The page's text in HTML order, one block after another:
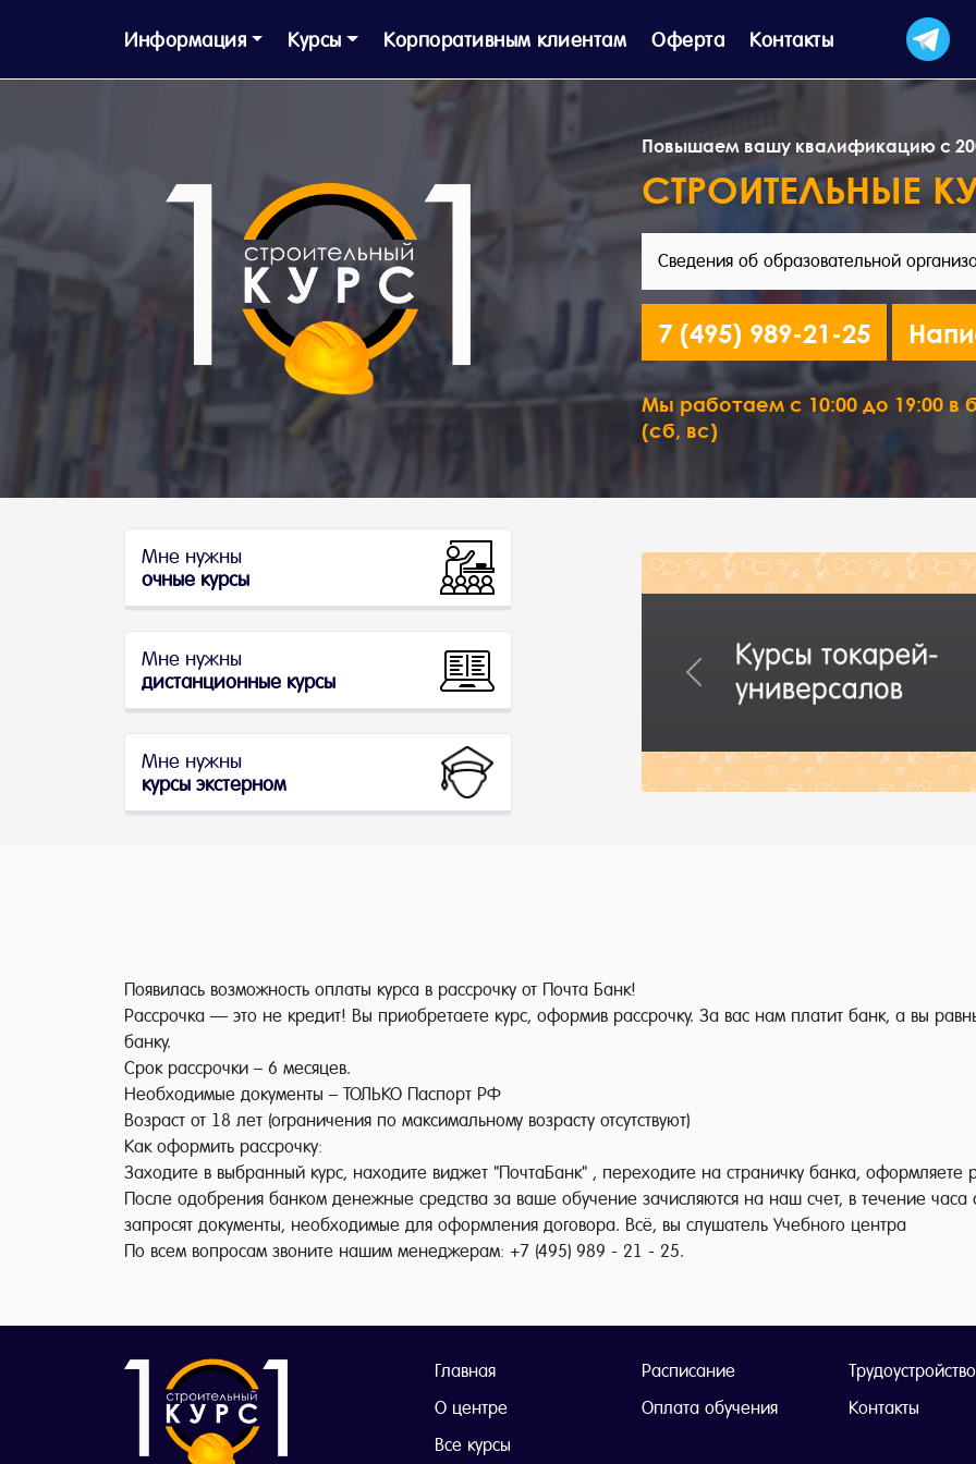
Информация Курсы Корпоративным клиентам Оферта Контакты
Повышаем вашу квалификацию с
СТРОИТЕЛЬНЫЕ
Сведения об образовательной
7 (495) 989-21-25
Мы работаем с 10:00 до 19:00 в
(сб, вс)
Мне нужны
очные курсы
Мне нужны
дистанционные курсы
Мне нужны
курсы экстерном
Previous
Появилась возможность оплаты курса в рассрочку от Почта Банк!
Рассрочка — это не кредит! Вы приобретаете курс, оформив рассрочку. За вас нам платит банк, а вы
банку.
Срок рассрочки – 6 месяцев.
Необходимые документы – ТОЛЬКО Паспорт РФ
Возраст от 18 лет (ограничения по максимальному возрасту отсутствуют)
Как оформить рассрочку:
Заходите в выбранный курс, находите виджет "ПочтаБанк" , переходите на страничку банка, оформляете
После одобрения банком денежные средства за ваше обучение зачисляются на наш счет, в течение часа
запросят документы, необходимые для оформления договора. Всё, вы слушатель Учебного центра
По всем вопросам звоните нашим менеджерам: +7 (495) 989 - 21 - 25.
Главная
О центре
Все курсы
Расписание
Оплата обучения
Трудоустройство
Контакты